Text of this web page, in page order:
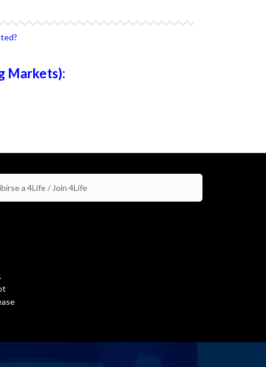
Markets):
a 4Life / Join 4Life